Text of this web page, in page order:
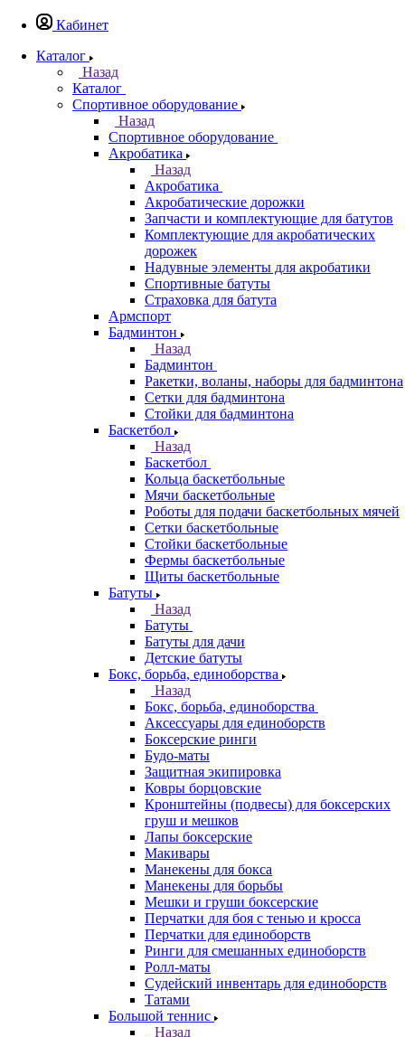
Кабинет
Каталог
Назад
Каталог
Спортивное оборудование
Назад
Спортивное оборудование
Акробатика
Назад
Акробатика
Акробатические дорожки
Запчасти и комплектующие для батутов
Комплектующие для акробатических
дорожек
Надувные элементы для акробатики
Спортивные батуты
Страховка для батута
Армспорт
Бадминтон
Назад
Бадминтон
Ракетки, воланы, наборы для бадминтона
Сетки для бадминтона
Стойки для бадминтона
Баскетбол
Назад
Баскетбол
Кольца баскетбольные
Мячи баскетбольные
Роботы для подачи баскетбольных мячей
Сетки баскетбольные
Стойки баскетбольные
Фермы баскетбольные
Щиты баскетбольные
Батуты
Назад
Батуты
Батуты для дачи
Детские батуты
Бокс, борьба, единоборства
Назад
Бокс, борьба, единоборства
Аксессуары для единоборств
Боксерские ринги
Будо-маты
Защитная экипировка
Ковры борцовские
Кронштейны (подвесы) для боксерских
груш и мешков
Лапы боксерские
Макивары
Манекены для бокса
Манекены для борьбы
Мешки и груши боксерские
Перчатки для боя с тенью и кросса
Перчатки для единоборств
Ринги для смешанных единоборств
Ролл-маты
Судейский инвентарь для единоборств
Татами
Большой теннис
Назад